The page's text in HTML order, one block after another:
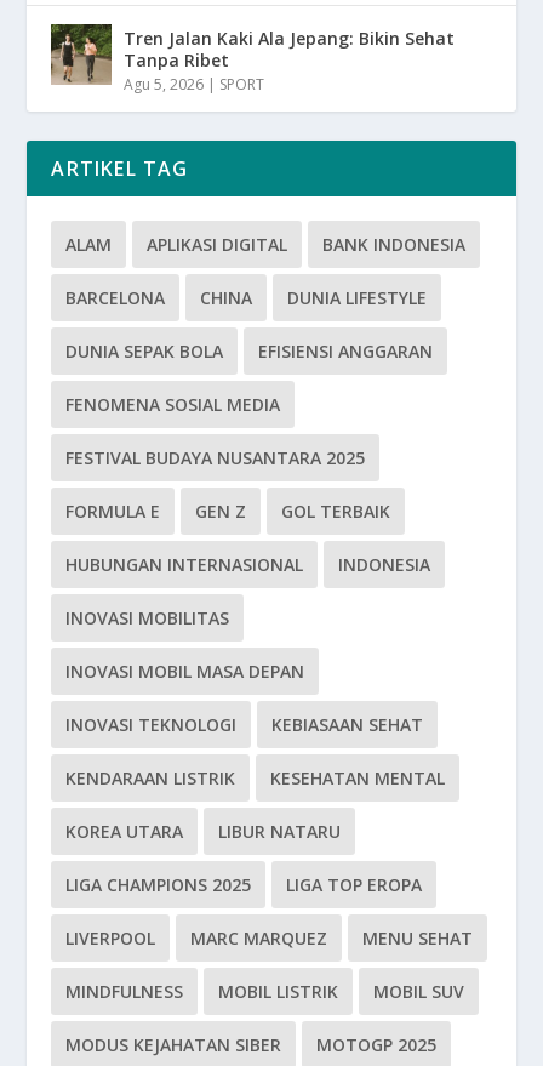
Tren Jalan Kaki Ala Jepang: Bikin Sehat
Tanpa Ribet
Agu 5, 2026 | SPORT
ARTIKEL TAG
ALAM APLIKASI DIGITAL BANK INDONESIA
BARCELONA CHINA DUNIA LIFESTYLE
DUNIA SEPAK BOLA EFISIENSI ANGGARAN
FENOMENA SOSIAL MEDIA
FESTIVAL BUDAYA NUSANTARA 2025
FORMULA E GEN Z GOL TERBAIK
HUBUNGAN INTERNASIONAL INDONESIA
INOVASI MOBILITAS
INOVASI MOBIL MASA DEPAN
INOVASI TEKNOLOGI KEBIASAAN SEHAT
KENDARAAN LISTRIK KESEHATAN MENTAL
KOREA UTARA LIBUR NATARU
LIGA CHAMPIONS 2025 LIGA TOP EROPA
LIVERPOOL MARC MARQUEZ MENU SEHAT
MINDFULNESS MOBIL LISTRIK MOBIL SUV
MODUS KEJAHATAN SIBER MOTOGP 2025